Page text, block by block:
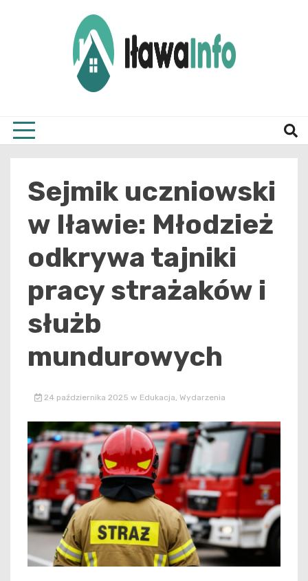
Sejmik uczniowski
w Iławie: Młodzież
odkrywa tajniki
pracy strażaków i
służb
mundurowych
24 października 2025 w Edukacja, Wydarzenia